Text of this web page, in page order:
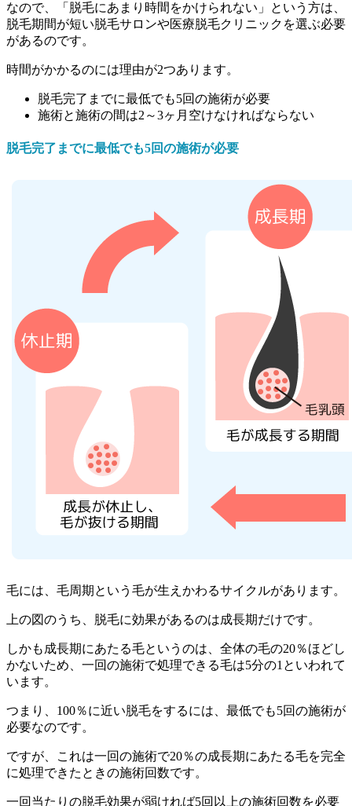
なので、「脱毛にあまり時間をかけられない」という方は、
脱毛期間が短い脱毛サロンや医療脱毛クリニックを選ぶ必要
があるのです。
時間がかかるのには理由が2つあります。
脱毛完了までに最低でも5回の施術が必要
施術と施術の間は2～3ヶ月空けなければならない
脱毛完了までに最低でも5回の施術が必要
毛には、毛周期という毛が生えかわるサイクルがあります。
上の図のうち、 脱毛に効果があるのは成長期だけです。
しかも成長期にあたる毛というのは、全体の毛の20％ほどし
かないため、一回の施術で処理できる毛は5分の1といわれて
います。
つまり、100％に近い脱毛をするには、最低でも5回の施術が
必要なのです。
ですが、これは一回の施術で20％の成長期にあたる毛を完全
に処理できたときの施術回数です。
一回当たりの脱毛効果が弱ければ5回以上の施術回数を必要